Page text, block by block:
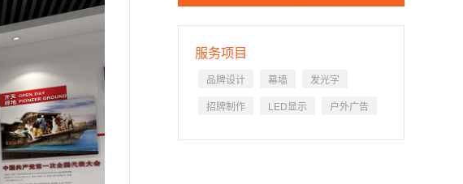
服务项目
品牌设计 幕墙 发光字
招牌制作 LED显示 户外广告